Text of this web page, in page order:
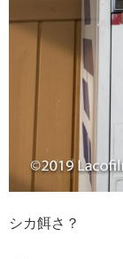
シカ餌さ？